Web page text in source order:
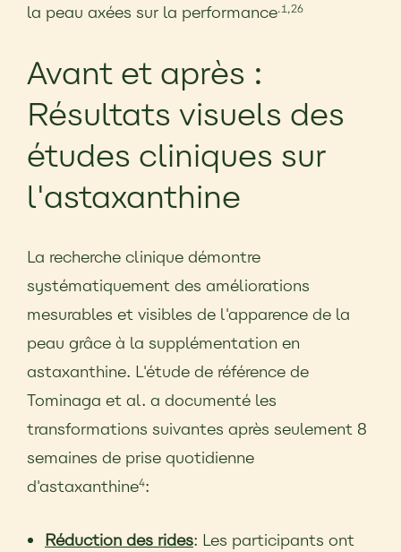
la peau axées sur la performance.1,26
Avant et après :
Résultats visuels des
études cliniques sur
l'astaxanthine
La recherche clinique démontre
systématiquement des améliorations
mesurables et visibles de l'apparence de la
peau grâce à la supplémentation en
astaxanthine. L'étude de référence de
Tominaga et al. a documenté les
transformations suivantes après seulement 8
semaines de prise quotidienne
d'astaxanthine4:
Réduction des rides: Les participants ont